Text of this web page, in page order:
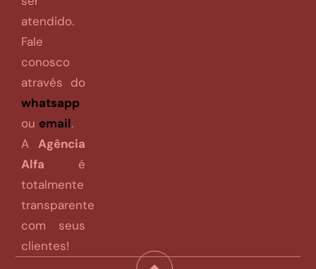
atendido.
Fale
conosco
através do
whatsapp
ou email.
A Agência
Alfa é
totalmente
transparente
com seus
clientes!